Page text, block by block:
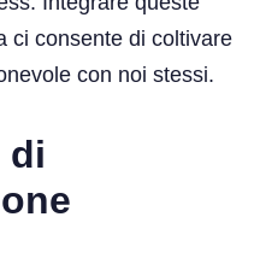
ci consente di coltivare
con noi stessi.
di